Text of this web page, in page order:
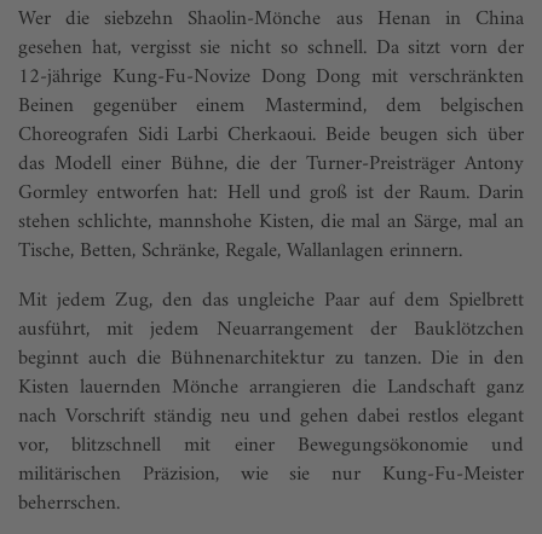
Wer die siebzehn Shaolin-Mönche aus Henan in China
gesehen hat, vergisst sie nicht so schnell. Da sitzt vorn der
12-jährige Kung-Fu-Novize Dong Dong mit verschränkten
Beinen gegenüber einem Mastermind, dem belgischen
Choreografen Sidi Larbi Cherkaoui. Beide beugen sich über
das Modell einer Bühne, die der Turner-Preisträger Antony
Gormley entworfen hat: Hell und groß ist der Raum. Darin
stehen schlichte, mannshohe Kisten, die mal an Särge, mal an
Tische, Betten, Schränke, Regale, Wallanlagen erinnern.
Mit jedem Zug, den das ungleiche Paar auf dem Spielbrett
ausführt, mit jedem Neuarrangement der Bauklötzchen
beginnt auch die Bühnenarchitektur zu tanzen. Die in den
Kisten lauernden Mönche arrangieren die Landschaft ganz
nach Vorschrift ständig neu und gehen dabei restlos elegant
vor, blitzschnell mit einer Bewegungsökonomie und
militärischen Präzision, wie sie nur Kung-Fu-Meister
beherrschen.